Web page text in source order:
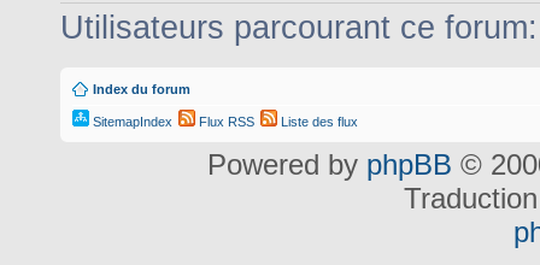
Utilisateurs parcourant ce
Index du forum
SitemapIndex Flux RSS Liste des flux
Powered by phpBB ©